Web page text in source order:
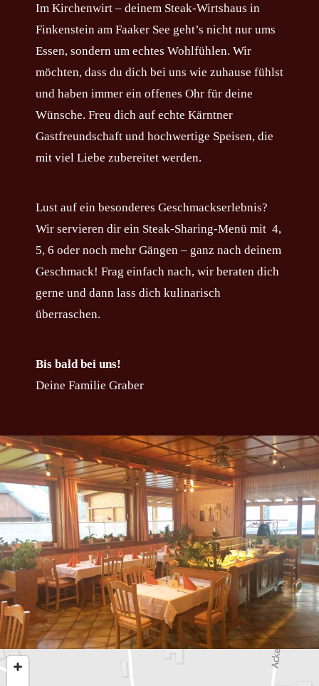
Im Kirchenwirt – deinem Steak-Wirtshaus in
Finkenstein am Faaker See geht’s nicht nur ums
Essen, sondern um echtes Wohlfühlen. Wir
möchten, dass du dich bei uns wie zuhause fühlst
und haben immer ein offenes Ohr für deine
Wünsche. Freu dich auf echte Kärntner
Gastfreundschaft und hochwertige Speisen, die
mit viel Liebe zubereitet werden.
Lust auf ein besonderes Geschmackserlebnis?
Wir servieren dir ein Steak-Sharing-Menü mit 4,
5, 6 oder noch mehr Gängen – ganz nach deinem
Geschmack! Frag einfach nach, wir beraten dich
gerne und dann lass dich kulinarisch
überraschen.
Bis bald bei uns!
Deine Familie Graber